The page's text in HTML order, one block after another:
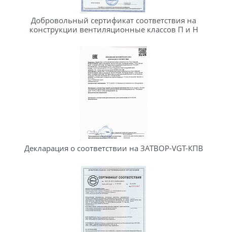
Добровольный сертификат соответствия на
конструкции вентиляционные классов П и Н
Декларация о соответствии на ЗАТВОР-VGT-КПВ